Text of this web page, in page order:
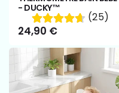
o
n
- DUCKY™
(25)
Prix
24,90 €